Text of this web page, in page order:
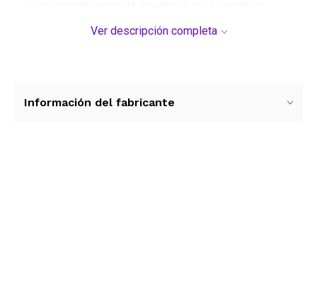
lavavajillas y permitiendo el uso de utensilios
RIGE PARA LOS ENVíOS POSTALES
Ver descripción completa
Información del fabricante